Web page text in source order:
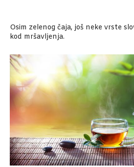
Osim zelenog čaja, još neke vrste
kod mršavljenja.